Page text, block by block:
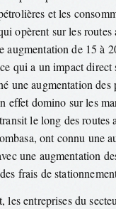
et les
opèrent sur les routes
augmentation de 15 à
qui a un impact direct
une augmentation des
effet domino sur les
le long des routes
ont connu une
une augmentation
frais de
les entreprises du